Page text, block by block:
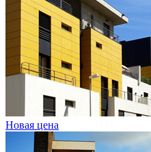
Новая цена